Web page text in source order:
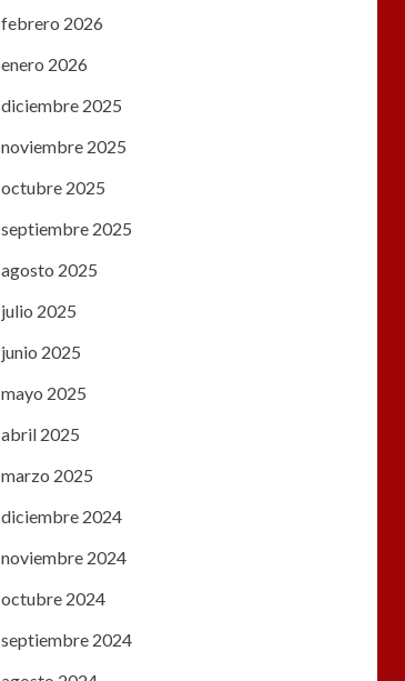
febrero 2026
enero 2026
diciembre 2025
noviembre 2025
octubre 2025
septiembre 2025
agosto 2025
julio 2025
junio 2025
mayo 2025
abril 2025
marzo 2025
diciembre 2024
noviembre 2024
octubre 2024
septiembre 2024